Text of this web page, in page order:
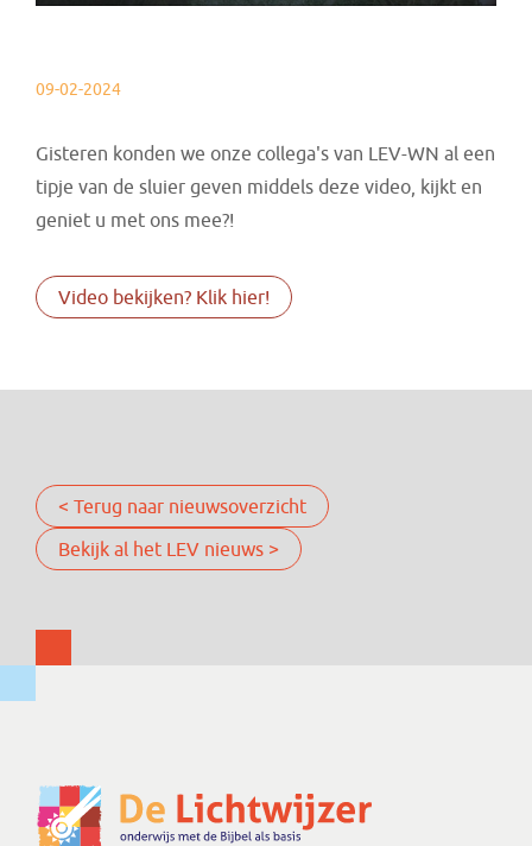
09-02-2024
Gisteren konden we onze collega's van LEV-WN al een
tipje van de sluier geven middels deze video, kijkt en
geniet u met ons mee?!
Video bekijken? Klik hier!
< Terug naar nieuwsoverzicht
Bekijk al het LEV nieuws >